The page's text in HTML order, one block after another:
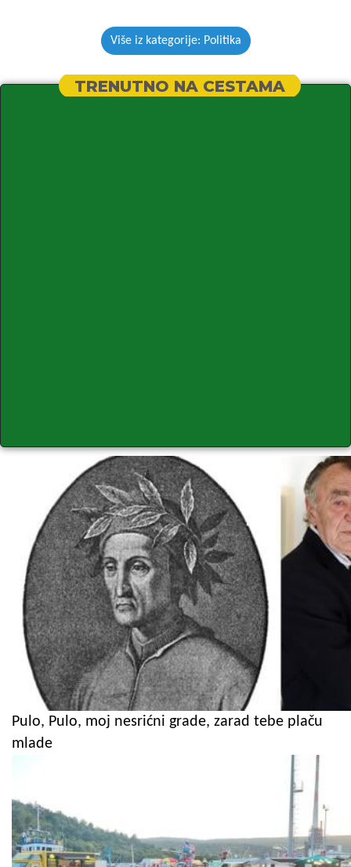
Više iz kategorije: Politika
TRENUTNO NA CESTAMA
Pulo, Pulo, moj nesrićni grade, zarad tebe plaču
mlade